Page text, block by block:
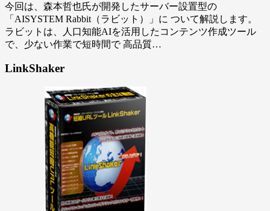
今回は、森本哲也氏が開発したサーバー設置型の
「AISYSTEM Rabbit（ラビット）」に ついて解説します。
ラビットは、人口知能AIを活用したコンテンツ作成ツール
で、少ない作業で短時間で 高品質…
LinkShaker